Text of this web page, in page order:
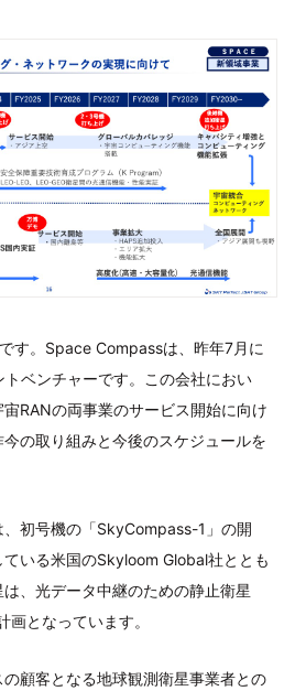
す。Space Compassは、昨年7月に
ベンチャーです。この会社におい
RANの両事業のサービス開始に向け
の取り組みと今後のスケジュールを
初号機の「SkyCompass-1」の開
いる米国のSkyloom Global社ととも
、光データ中継のための静止衛星
となっています。
顧客となる地球観測衛星事業者との